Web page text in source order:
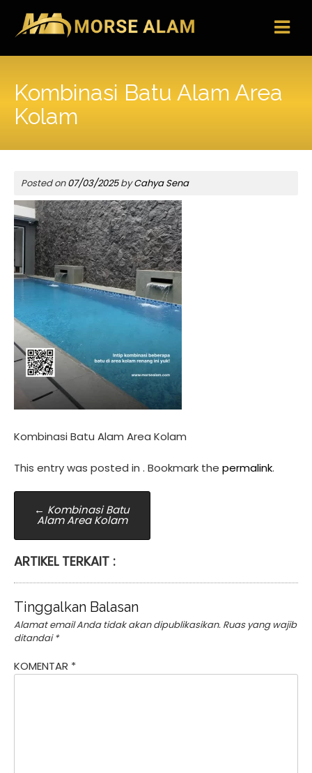
content
Kombinasi Batu Alam Area
Kolam
Posted on07/03/2025byCahya Sena
Kombinasi Batu Alam Area Kolam
This entry was posted in . Bookmark the permalink.
Post
navigation
← Kombinasi Batu
Alam Area Kolam
ARTIKEL TERKAIT :
Tinggalkan Balasan
Alamat email Anda tidak akan dipublikasikan. Ruas yang wajib
ditandai*
KOMENTAR *